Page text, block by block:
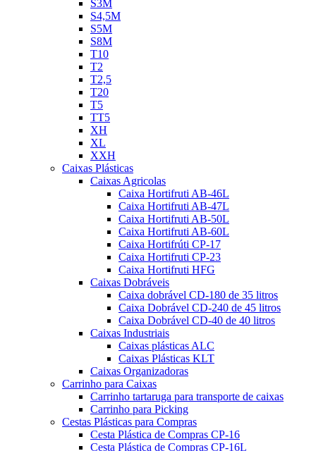
S3M
S4,5M
S5M
S8M
T10
T2
T2,5
T20
T5
TT5
XH
XL
XXH
Caixas Plásticas
Caixas Agricolas
Caixa Hortifruti AB-46L
Caixa Hortifruti AB-47L
Caixa Hortifruti AB-50L
Caixa Hortifruti AB-60L
Caixa Hortifrúti CP-17
Caixa Hortifruti CP-23
Caixa Hortifruti HFG
Caixas Dobráveis
Caixa dobrável CD-180 de 35 litros
Caixa Dobrável CD-240 de 45 litros
Caixa Dobrável CD-40 de 40 litros
Caixas Industriais
Caixas plásticas ALC
Caixas Plásticas KLT
Caixas Organizadoras
Carrinho para Caixas
Carrinho tartaruga para transporte de caixas
Carrinho para Picking
Cestas Plásticas para Compras
Cesta Plástica de Compras CP-16
Cesta Plástica de Compras CP-16L